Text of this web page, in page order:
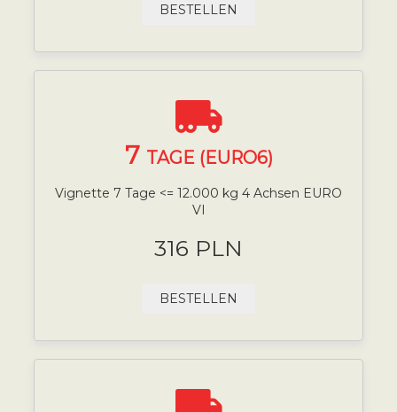
BESTELLEN
7 TAGE (EURO6)
Vignette 7 Tage <= 12.000 kg 4 Achsen EURO
VI
316 PLN
BESTELLEN